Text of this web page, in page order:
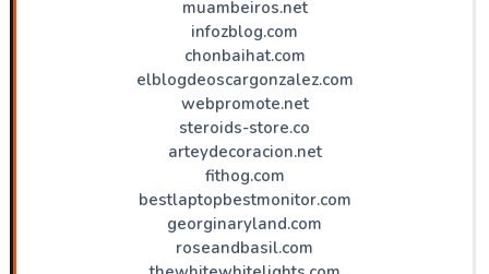
muambeiros.net
infozblog.com
chonbaihat.com
elblogdeoscargonzalez.com
webpromote.net
steroids-store.co
arteydecoracion.net
fithog.com
bestlaptopbestmonitor.com
georginaryland.com
roseandbasil.com